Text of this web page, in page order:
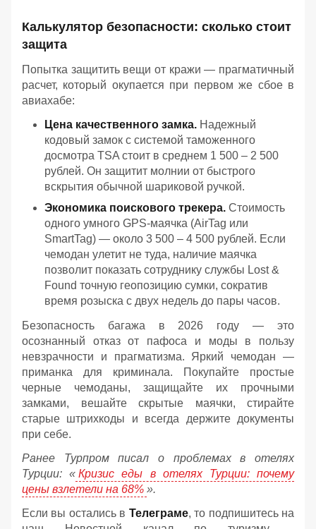
Калькулятор безопасности: сколько стоит
защита
Попытка защитить вещи от кражи — прагматичный
расчет, который окупается при первом же сбое в
авиахабе:
Цена качественного замка. Надежный
кодовый замок с системой таможенного
досмотра TSA стоит в среднем 1 500 – 2 500
рублей. Он защитит молнии от быстрого
вскрытия обычной шариковой ручкой.
Экономика поискового трекера. Стоимость
одного умного GPS-маячка (AirTag или
SmartTag) — около 3 500 – 4 500 рублей. Если
чемодан улетит не туда, наличие маячка
позволит показать сотруднику службы Lost &
Found точную геопозицию сумки, сократив
время розыска с двух недель до пары часов.
Безопасность багажа в 2026 году — это
осознанный отказ от пафоса и моды в пользу
невзрачности и прагматизма. Яркий чемодан —
приманка для криминала. Покупайте простые
черные чемоданы, защищайте их прочными
замками, вешайте скрытые маячки, стирайте
старые штрихкоды и всегда держите документы
при себе.
Ранее Турпром писал о проблемах в отелях
Турции: « Кризис еды в отелях Турции: почему
цены взлетели на 68% ».
Если вы остались в Телеграме, то подпишитесь на